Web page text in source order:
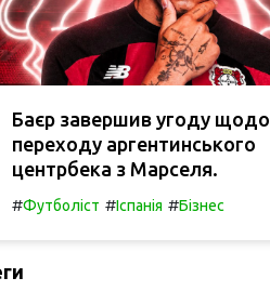
Баєр завершив угоду щодо
переходу аргентинського
центрбека з Марселя.
#Футболіст #Іспанія #Бізнес